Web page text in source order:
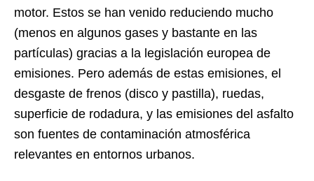
motor. Estos se han venido reduciendo mucho
(menos en algunos gases y bastante en las
partículas) gracias a la legislación europea de
emisiones. Pero además de estas emisiones, el
desgaste de frenos (disco y pastilla), ruedas,
superficie de rodadura, y las emisiones del asfalto
son fuentes de contaminación atmosférica
relevantes en entornos urbanos.